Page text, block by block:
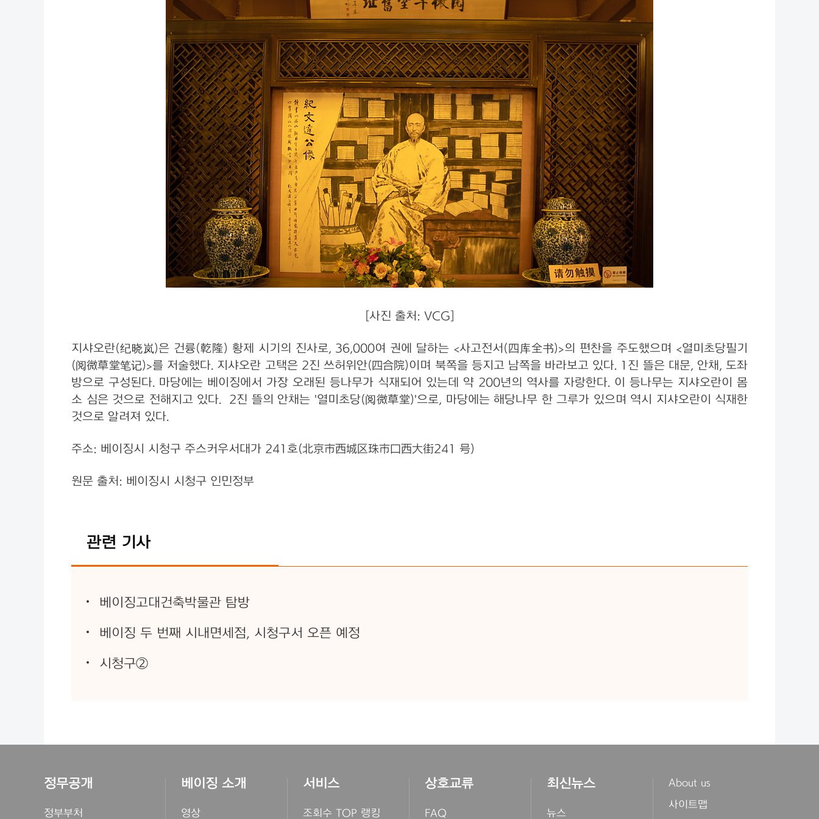
[사진 출처: VCG]
지샤오란(纪晓岚)은 건륭(乾隆) 황제 시기의 진사로, 36,000여 권에 달하는 <사고전서(四库全书)>의 편찬을 주도했으며 <열미초당필기
(阅微草堂笔记)>를 저술했다. 지샤오란 고택은 2진 쓰허위안(四合院)이며 북쪽을 등지고 남쪽을 바라보고 있다. 1진 뜰은 대문, 안채, 도좌
방으로 구성된다. 마당에는 베이징에서 가장 오래된 등나무가 식재되어 있는데 약 200년의 역사를 자랑한다. 이 등나무는 지샤오란이 몸
소 심은 것으로 전해지고 있다. 2진 뜰의 안채는 '열미초당(阅微草堂)'으로, 마당에는 해당나무 한 그루가 있으며 역시 지샤오란이 식재한
것으로 알려져 있다.
주소: 베이징시 시청구 주스커우서대가 241호(北京市西城区珠市口西大街241 号)
원문 출처: 베이징시 시청구 인민정부
관련 기사
베이징고대건축박물관 탐방
베이징 두 번째 시내면세점, 시청구서 오픈 예정
시청구②
정무공개
정부부처
베이징 소개
영상
서비스
조회수 TOP 랭킹
상호교류
FAQ
최신뉴스
뉴스
About us
사이트맵